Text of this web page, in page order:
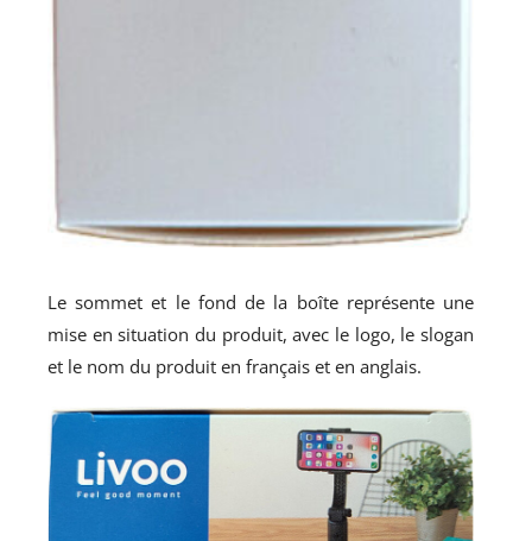
Le sommet et le fond de la boîte représente une
mise en situation du produit, avec le logo, le slogan
et le nom du produit en français et en anglais.